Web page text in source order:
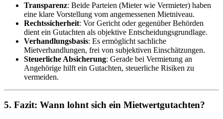
Transparenz: Beide Parteien (Mieter wie Vermieter) haben
eine klare Vorstellung vom angemessenen Mietniveau.
Rechtssicherheit: Vor Gericht oder gegenüber Behörden
dient ein Gutachten als objektive Entscheidungsgrundlage.
Verhandlungsbasis: Es ermöglicht sachliche
Mietverhandlungen, frei von subjektiven Einschätzungen.
Steuerliche Absicherung: Gerade bei Vermietung an
Angehörige hilft ein Gutachten, steuerliche Risiken zu
vermeiden.
5. Fazit: Wann lohnt sich ein Mietwertgutachten?